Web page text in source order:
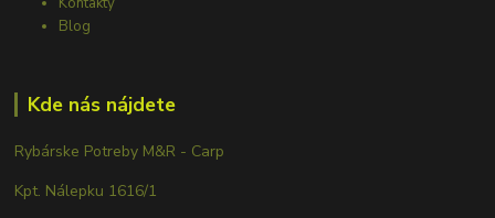
Blog
Kde nás nájdete
Rybárske Potreby M&R - Carp
Kpt. Nálepku 1616/1